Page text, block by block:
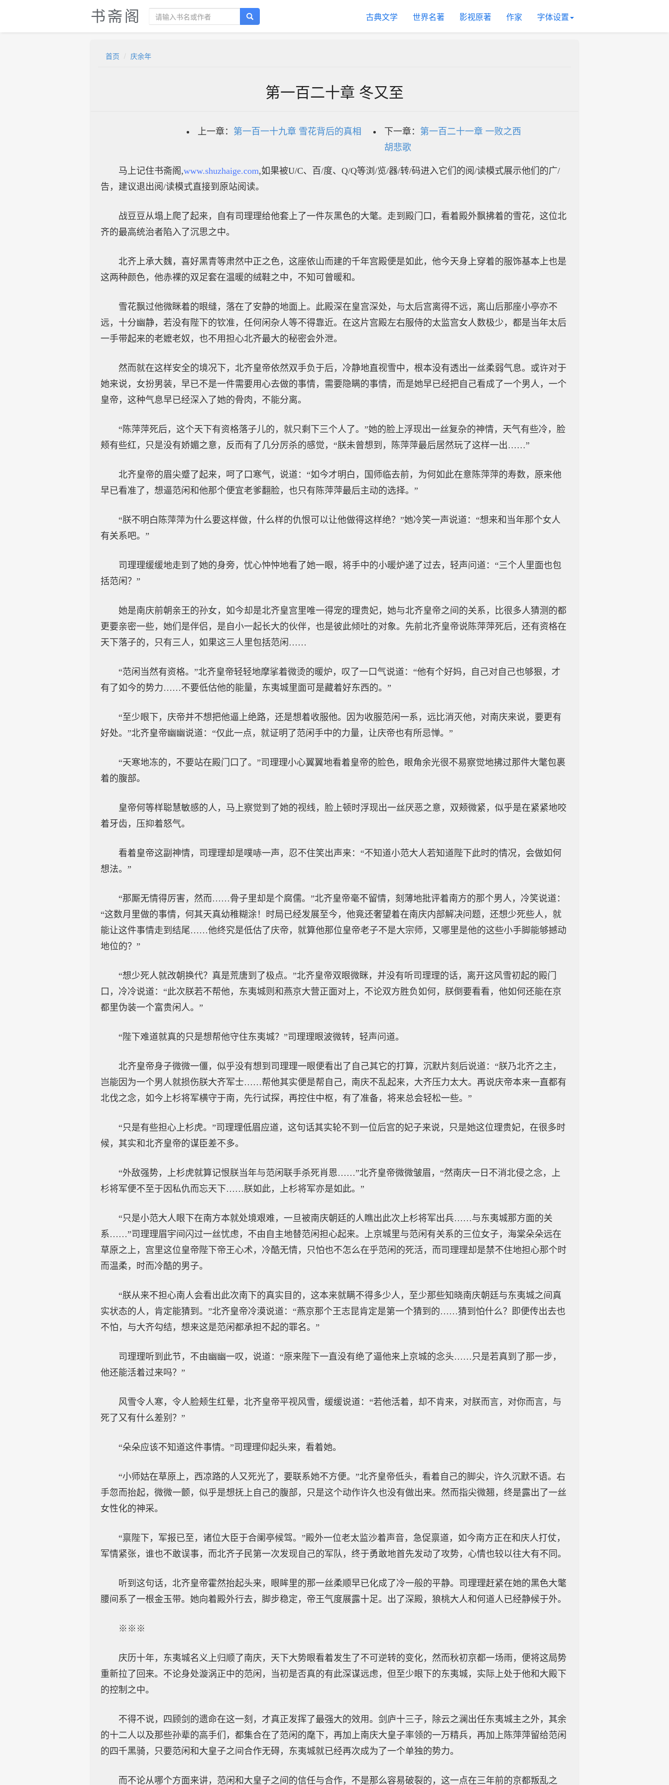
书斋阁 古典文学 世界名著 影视原著 作家 字体设置
首页 庆余年
第一百二十章 冬又至
上一章： 第一百一十九章 雪花背后的真相 下一章： 第一百二十一章 一败之西
胡悲歌
马上记住书斋阁,www.shuzhaige.com,如果被U/C、百/度、Q/Q等浏/览/器/转/码进入它们的阅/读模式展示他们的广/
告，建议退出阅/读模式直接到原站阅读。
战豆豆从塌上爬了起来，自有司理理给他套上了一件灰黑色的大氅。走到殿门口，看着殿外飘拂着的雪花，这位北
齐的最高统治者陷入了沉思之中。
北齐上承大魏，喜好黑青等肃然中正之色，这座依山而建的千年宫殿便是如此，他今天身上穿着的服饰基本上也是
这两种颜色，他赤裸的双足套在温暖的绒鞋之中，不知可曾暖和。
雪花飘过他微眯着的眼缝，落在了安静的地面上。此殿深在皇宫深处，与太后宫离得不远，离山后那座小亭亦不
远，十分幽静，若没有陛下的钦准，任何闲杂人等不得靠近。在这片宫殿左右服侍的太监宫女人数极少，都是当年太后
一手带起来的老嬷老奴，也不用担心北齐最大的秘密会外泄。
然而就在这样安全的境况下，北齐皇帝依然双手负于后，冷静地直视雪中，根本没有透出一丝柔弱气息。或许对于
她来说，女扮男装，早已不是一件需要用心去做的事情，需要隐瞒的事情，而是她早已经把自己看成了一个男人，一个
皇帝，这种气息早已经深入了她的骨肉，不能分离。
“陈萍萍死后，这个天下有资格落子儿的，就只剩下三个人了。”她的脸上浮现出一丝复杂的神情，天气有些冷，脸
颊有些红，只是没有娇媚之意，反而有了几分厉杀的感觉，“朕未曾想到，陈萍萍最后居然玩了这样一出……”
北齐皇帝的眉尖蹙了起来，呵了口寒气，说道：“如今才明白，国师临去前，为何如此在意陈萍萍的寿数，原来他
早已看准了，想逼范闲和他那个便宜老爹翻脸，也只有陈萍萍最后主动的选择。”
“朕不明白陈萍萍为什么要这样做，什么样的仇恨可以让他做得这样绝？”她冷笑一声说道：“想来和当年那个女人
有关系吧。”
司理理缓缓地走到了她的身旁，忧心忡忡地看了她一眼，将手中的小暖炉递了过去，轻声问道：“三个人里面也包
括范闲？”
她是南庆前朝亲王的孙女，如今却是北齐皇宫里唯一得宠的理贵妃，她与北齐皇帝之间的关系，比很多人猜测的都
更要亲密一些，她们是伴侣，是自小一起长大的伙伴，也是彼此倾吐的对象。先前北齐皇帝说陈萍萍死后，还有资格在
天下落子的，只有三人，如果这三人里包括范闲……
“范闲当然有资格。”北齐皇帝轻轻地摩挲着微烫的暖炉，叹了一口气说道：“他有个好妈，自己对自己也够狠，才
有了如今的势力……不要低估他的能量，东夷城里面可是藏着好东西的。”
“至少眼下，庆帝并不想把他逼上绝路，还是想着收服他。因为收服范闲一系，远比消灭他，对南庆来说，要更有
好处。”北齐皇帝幽幽说道：“仅此一点，就证明了范闲手中的力量，让庆帝也有所忌惮。”
“天寒地冻的，不要站在殿门口了。”司理理小心翼翼地看着皇帝的脸色，眼角余光很不易察觉地拂过那件大氅包裹
着的腹部。
皇帝何等样聪慧敏感的人，马上察觉到了她的视线，脸上顿时浮现出一丝厌恶之意，双颊微紧，似乎是在紧紧地咬
着牙齿，压抑着怒气。
看着皇帝这副神情，司理理却是噗哧一声，忍不住笑出声来：“不知道小范大人若知道陛下此时的情况，会做如何
想法。”
“那厮无情得厉害，然而……骨子里却是个腐儒。”北齐皇帝毫不留情，刻薄地批评着南方的那个男人，冷笑说道：
“这数月里做的事情，何其天真幼稚糊涂！时局已经发展至今，他竟还奢望着在南庆内部解决问题，还想少死些人，就
能让这件事情走到结尾……他终究是低估了庆帝，就算他那位皇帝老子不是大宗师，又哪里是他的这些小手脚能够撼动
地位的？”
“想少死人就改朝换代？真是荒唐到了极点。”北齐皇帝双眼微眯，并没有听司理理的话，离开这风雪初起的殿门
口，冷冷说道：“此次朕若不帮他，东夷城则和燕京大营正面对上，不论双方胜负如何，朕倒要看看，他如何还能在京
都里伪装一个富贵闲人。”
“陛下难道就真的只是想帮他守住东夷城？”司理理眼波微转，轻声问道。
北齐皇帝身子微微一僵，似乎没有想到司理理一眼便看出了自己其它的打算，沉默片刻后说道：“朕乃北齐之主，
岂能因为一个男人就损伤朕大齐军士……帮他其实便是帮自己，南庆不乱起来，大齐压力太大。再说庆帝本来一直都有
北伐之念，如今上杉将军横守于南，先行试探，再控住中枢，有了准备，将来总会轻松一些。”
“只是有些担心上杉虎。”司理理低眉应道，这句话其实轮不到一位后宫的妃子来说，只是她这位理贵妃，在很多时
候，其实和北齐皇帝的谋臣差不多。
“外敌强势，上杉虎就算记恨朕当年与范闲联手杀死肖恩……”北齐皇帝微微皱眉，“然南庆一日不消北侵之念，上
杉将军便不至于因私仇而忘天下……朕如此，上杉将军亦是如此。”
“只是小范大人眼下在南方本就处境艰难，一旦被南庆朝廷的人瞧出此次上杉将军出兵……与东夷城那方面的关
系……”司理理眉宇间闪过一丝忧虑，不由自主地替范闲担心起来。上京城里与范闲有关系的三位女子，海棠朵朵远在
草原之上，宫里这位皇帝陛下帝王心术，冷酷无情，只怕也不怎么在乎范闲的死活，而司理理却是禁不住地担心那个时
而温柔，时而冷酷的男子。
“朕从来不担心南人会看出此次南下的真实目的，这本来就瞒不得多少人，至少那些知晓南庆朝廷与东夷城之间真
实状态的人，肯定能猜到。”北齐皇帝冷漠说道：“燕京那个王志昆肯定是第一个猜到的……猜到怕什么？即便传出去也
不怕，与大齐勾结，想来这是范闲都承担不起的罪名。”
司理理听到此节，不由幽幽一叹，说道：“原来陛下一直没有绝了逼他来上京城的念头……只是若真到了那一步，
他还能活着过来吗？”
风雪令人寒，令人脸颊生红晕，北齐皇帝平视风雪，缓缓说道：“若他活着，却不肯来，对朕而言，对你而言，与
死了又有什么差别？”
“朵朵应该不知道这件事情。”司理理仰起头来，看着她。
“小师姑在草原上，西凉路的人又死光了，要联系她不方便。”北齐皇帝低头，看着自己的脚尖，许久沉默不语。右
手忽而抬起，微微一颤，似乎是想抚上自己的腹部，只是这个动作许久也没有做出来。然而指尖微翘，终是露出了一丝
女性化的神采。
“禀陛下，军报已至，诸位大臣于合阑亭候驾。”殿外一位老太监沙着声音，急促禀道，如今南方正在和庆人打仗，
军情紧张，谁也不敢误事，而北齐子民第一次发现自己的军队，终于勇敢地首先发动了攻势，心情也较以往大有不同。
听到这句话，北齐皇帝霍然抬起头来，眼眸里的那一丝柔顺早已化成了冷一般的平静。司理理赶紧在她的黑色大氅
腰间系了一根金玉带。她向着殿外行去，脚步稳定，帝王气度展露十足。出了深殿，狼桃大人和何道人已经静候于外。
※※※
庆历十年，东夷城名义上归顺了南庆，天下大势眼看着发生了不可逆转的变化，然而秋初京都一场雨，便将这局势
重新拉了回来。不论身处漩涡正中的范闲，当初是否真的有此深谋远虑，但至少眼下的东夷城，实际上处于他和大殿下
的控制之中。
不得不说，四顾剑的遗命在这一刻，才真正发挥了最强大的效用。剑庐十三子，除云之澜出任东夷城主之外，其余
的十二人以及那些孙辈的高手们，都集合在了范闲的麾下，再加上南庆大皇子率领的一万精兵，再加上陈萍萍留给范闲
的四千黑骑，只要范闲和大皇子之间合作无碍，东夷城就已经再次成为了一个单独的势力。
而不论从哪个方面来讲，范闲和大皇子之间的信任与合作，不是那么容易破裂的，这一点在三年前的京都叛乱之